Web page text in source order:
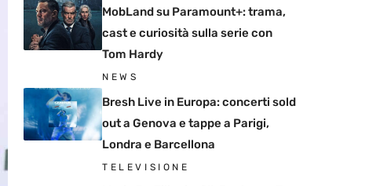
MobLand su Paramount+: trama,
cast e curiosità sulla serie con
Tom Hardy
NEWS
Bresh Live in Europa: concerti sold
out a Genova e tappe a Parigi,
Londra e Barcellona
TELEVISIONE